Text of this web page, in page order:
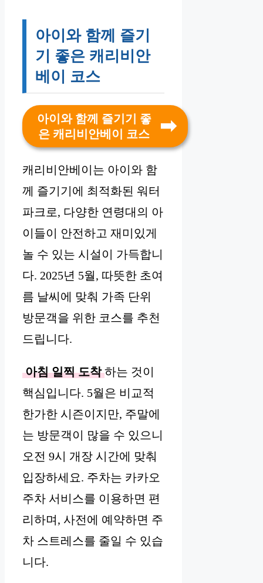
아이와 함께 즐기
기 좋은 캐리비안
베이 코스
아이와 함께 즐기기 좋
은 캐리비안베이 코스
캐리비안베이는 아이와 함
께 즐기기에 최적화된 워터
파크로, 다양한 연령대의 아
이들이 안전하고 재미있게
놀 수 있는 시설이 가득합니
다. 2025년 5월, 따뜻한 초여
름 날씨에 맞춰 가족 단위
방문객을 위한 코스를 추천
드립니다.
아침 일찍 도착 하는 것이
핵심입니다. 5월은 비교적
한가한 시즌이지만, 주말에
는 방문객이 많을 수 있으니
오전 9시 개장 시간에 맞춰
입장하세요. 주차는 카카오
주차 서비스를 이용하면 편
리하며, 사전에 예약하면 주
차 스트레스를 줄일 수 있습
니다.